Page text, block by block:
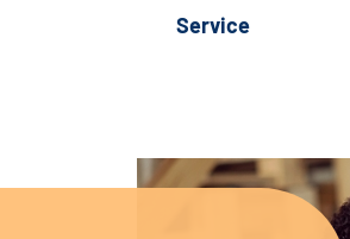
Service